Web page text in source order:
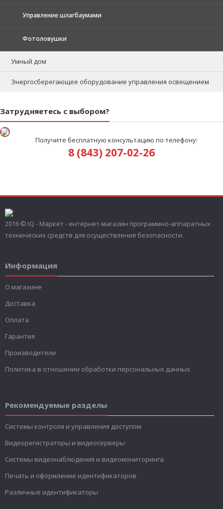
Управление шлагбаумами
Фотоловушки
Умный дом
Энергосберегающее оборудование управления освещением
Затрудняетесь с выбором?
Получите бесплатную консультацию по телефону:
8 (843) 207-02-26
2016 © IQ - Маркет - интернет-магазин программно-аппаратных
технических средств для осуществления безопасности.
Информация
О магазине
Доставка
Оплата
Гарантия
Производители
Политика в отношении обработки персональных данных
Рекомендуемые разделы
Системы контроля и управления доступом
Видеорегистраторы и видеосерверы
Системы видеонаблюдения и видеомониторинга
Печать и оформление идентификаторов
Различные идентификаторы